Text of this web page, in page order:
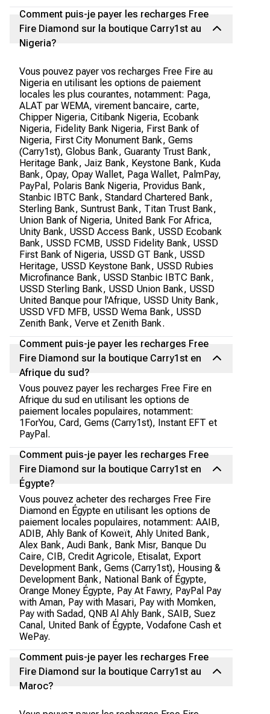
Comment puis-je payer les recharges Free
Fire Diamond sur la boutique Carry1st au
Nigeria?
Vous pouvez payer vos recharges Free Fire au
Nigeria en utilisant les options de paiement
locales les plus courantes, notamment: Paga,
ALAT par WEMA, virement bancaire, carte,
Chipper Nigeria, Citibank Nigeria, Ecobank
Nigeria, Fidelity Bank Nigeria, First Bank of
Nigeria, First City Monument Bank, Gems
(Carry1st), Globus Bank, Guaranty Trust Bank,
Heritage Bank, Jaiz Bank, Keystone Bank, Kuda
Bank, Opay, Opay Wallet, Paga Wallet, PalmPay,
PayPal, Polaris Bank Nigeria, Providus Bank,
Stanbic IBTC Bank, Standard Chartered Bank,
Sterling Bank, Suntrust Bank, Titan Trust Bank,
Union Bank of Nigeria, United Bank For Africa,
Unity Bank, USSD Access Bank, USSD Ecobank
Bank, USSD FCMB, USSD Fidelity Bank, USSD
First Bank of Nigeria, USSD GT Bank, USSD
Heritage, USSD Keystone Bank, USSD Rubies
Microfinance Bank, USSD Stanbic IBTC Bank,
USSD Sterling Bank, USSD Union Bank, USSD
United Banque pour l'Afrique, USSD Unity Bank,
USSD VFD MFB, USSD Wema Bank, USSD
Zenith Bank, Verve et Zenith Bank.
Comment puis-je payer les recharges Free
Fire Diamond sur la boutique Carry1st en
Afrique du sud?
Vous pouvez payer les recharges Free Fire en
Afrique du sud en utilisant les options de
paiement locales populaires, notamment:
1ForYou, Card, Gems (Carry1st), Instant EFT et
PayPal.
Comment puis-je payer les recharges Free
Fire Diamond sur la boutique Carry1st en
Égypte?
Vous pouvez acheter des recharges Free Fire
Diamond en Égypte en utilisant les options de
paiement locales populaires, notamment: AAIB,
ADIB, Ahly Bank of Koweït, Ahly United Bank,
Alex Bank, Audi Bank, Bank Misr, Banque Du
Caire, CIB, Credit Agricole, Etisalat, Export
Development Bank, Gems (Carry1st), Housing &
Development Bank, National Bank of Égypte,
Orange Money Égypte, Pay At Fawry, PayPal Pay
with Aman, Pay with Masari, Pay with Momken,
Pay with Sadad, QNB Al Ahly Bank, SAIB, Suez
Canal, United Bank of Égypte, Vodafone Cash et
WePay.
Comment puis-je payer les recharges Free
Fire Diamond sur la boutique Carry1st au
Maroc?